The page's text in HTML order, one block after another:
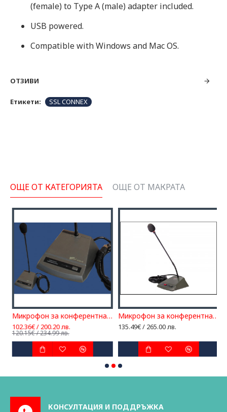
(female) to Type A (male) adapter included.
USB powered.
Compatible with Windows and Mac OS.
ОТЗИВИ
Етикети: SSL CONNEX
ОЩЕ ОТ КАТЕГОРИЯТА ОЩЕ ОТ МАКРАТА
Микрофон за конферентна с-ма MCS-72
102.36€ / 200.20 лв.
120.15€ / 234.99 лв.
Микрофон за конферентна с-ма MCS-81C
135.49€ / 265.00 лв.
КОНСУЛТАЦИЯ И ПОДДРЪЖКА